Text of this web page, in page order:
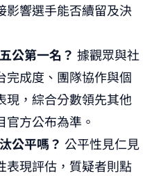
影響選手能否續留及決
公第一名？ 據觀眾與社
完成度、團隊協作與個
現，綜合分數領先其他
方公布為準。
公平嗎？ 公平性見仁見
表現評估，質疑者則點